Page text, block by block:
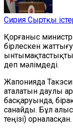
Сирия Сыртқы
Қорғаныс
бірлескен
деп мәлімдеді.
Жапонияда
аталатын даулы
басқаруында,
санайды. Бұл
теңізі) орналасқан.